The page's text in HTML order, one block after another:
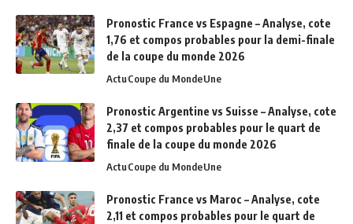
Pronostic France vs Espagne – Analyse, cote
1,76 et compos probables pour la demi-finale
de la coupe du monde 2026
ActuCoupe du MondeUne
Pronostic Argentine vs Suisse – Analyse, cote
2,37 et compos probables pour le quart de
finale de la coupe du monde 2026
ActuCoupe du MondeUne
Pronostic France vs Maroc – Analyse, cote
2,11 et compos probables pour le quart de